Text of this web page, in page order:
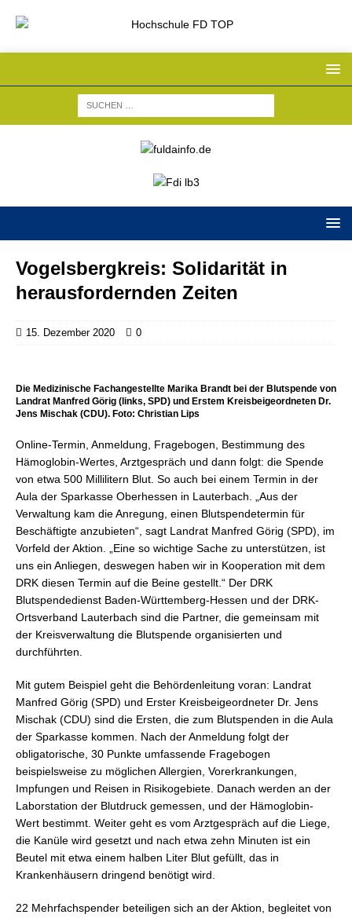
Vogelsbergkreis: Solidarität in
herausfordernden Zeiten
15. Dezember 2020 0
Die Medizinische Fachangestellte Marika Brandt bei der Blutspende von
Landrat Manfred Görig (links, SPD) und Erstem Kreisbeigeordneten Dr.
Jens Mischak (CDU). Foto: Christian Lips
Online-Termin, Anmeldung, Fragebogen, Bestimmung des
Hämoglobin-Wertes, Arztgespräch und dann folgt: die Spende
von etwa 500 Millilitern Blut. So auch bei einem Termin in der
Aula der Sparkasse Oberhessen in Lauterbach. „Aus der
Verwaltung kam die Anregung, einen Blutspendetermin für
Beschäftigte anzubieten“, sagt Landrat Manfred Görig (SPD), im
Vorfeld der Aktion. „Eine so wichtige Sache zu unterstützen, ist
uns ein Anliegen, deswegen haben wir in Kooperation mit dem
DRK diesen Termin auf die Beine gestellt.“ Der DRK
Blutspendedienst Baden-Württemberg-Hessen und der DRK-
Ortsverband Lauterbach sind die Partner, die gemeinsam mit
der Kreisverwaltung die Blutspende organisierten und
durchführten.
Mit gutem Beispiel geht die Behördenleitung voran: Landrat
Manfred Görig (SPD) und Erster Kreisbeigeordneter Dr. Jens
Mischak (CDU) sind die Ersten, die zum Blutspenden in die Aula
der Sparkasse kommen. Nach der Anmeldung folgt der
obligatorische, 30 Punkte umfassende Fragebogen
beispielsweise zu möglichen Allergien, Vorerkrankungen,
Impfungen und Reisen in Risikogebiete. Danach werden an der
Laborstation der Blutdruck gemessen, und der Hämoglobin-
Wert bestimmt. Weiter geht es vom Arztgespräch auf die Liege,
die Kanüle wird gesetzt und nach etwa zehn Minuten ist ein
Beutel mit etwa einem halben Liter Blut gefüllt, das in
Krankenhäusern dringend benötigt wird.
22 Mehrfachspender beteiligen sich an der Aktion, begleitet von